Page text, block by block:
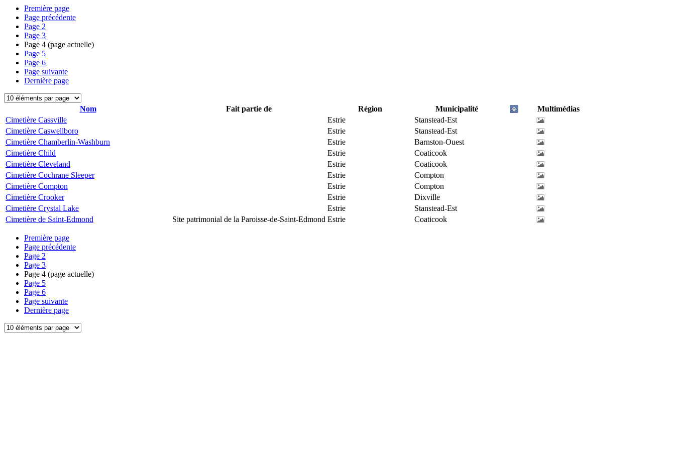
Première page
Page précédente
Page 2
Page 3
Page 4 (page actuelle)
Page 5
Page 6
Page suivante
Dernière page
Nom Fait partie de Région Municipalité
Multimédias
Cimetière Cassville
Estrie
Stanstead-Est
Cimetière Caswellboro
Estrie
Stanstead-Est
Cimetière Chamberlin-Washburn
Estrie
Barnston-Ouest
Cimetière Child
Estrie
Coaticook
Cimetière Cleveland
Estrie
Coaticook
Cimetière Cochrane Sleeper
Estrie
Compton
Cimetière Compton
Estrie
Compton
Cimetière Crooker
Estrie
Dixville
Cimetière Crystal Lake
Estrie
Stanstead-Est
Cimetière de Saint-Edmond
Site patrimonial de la Paroisse-de-Saint-Edmond Estrie Coaticook
Première page
Page précédente
Page 2
Page 3
Page 4 (page actuelle)
Page 5
Page 6
Page suivante
Dernière page